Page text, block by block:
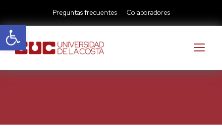
Abrir barra de herramientas
Preguntas frecuentes Colaboradores